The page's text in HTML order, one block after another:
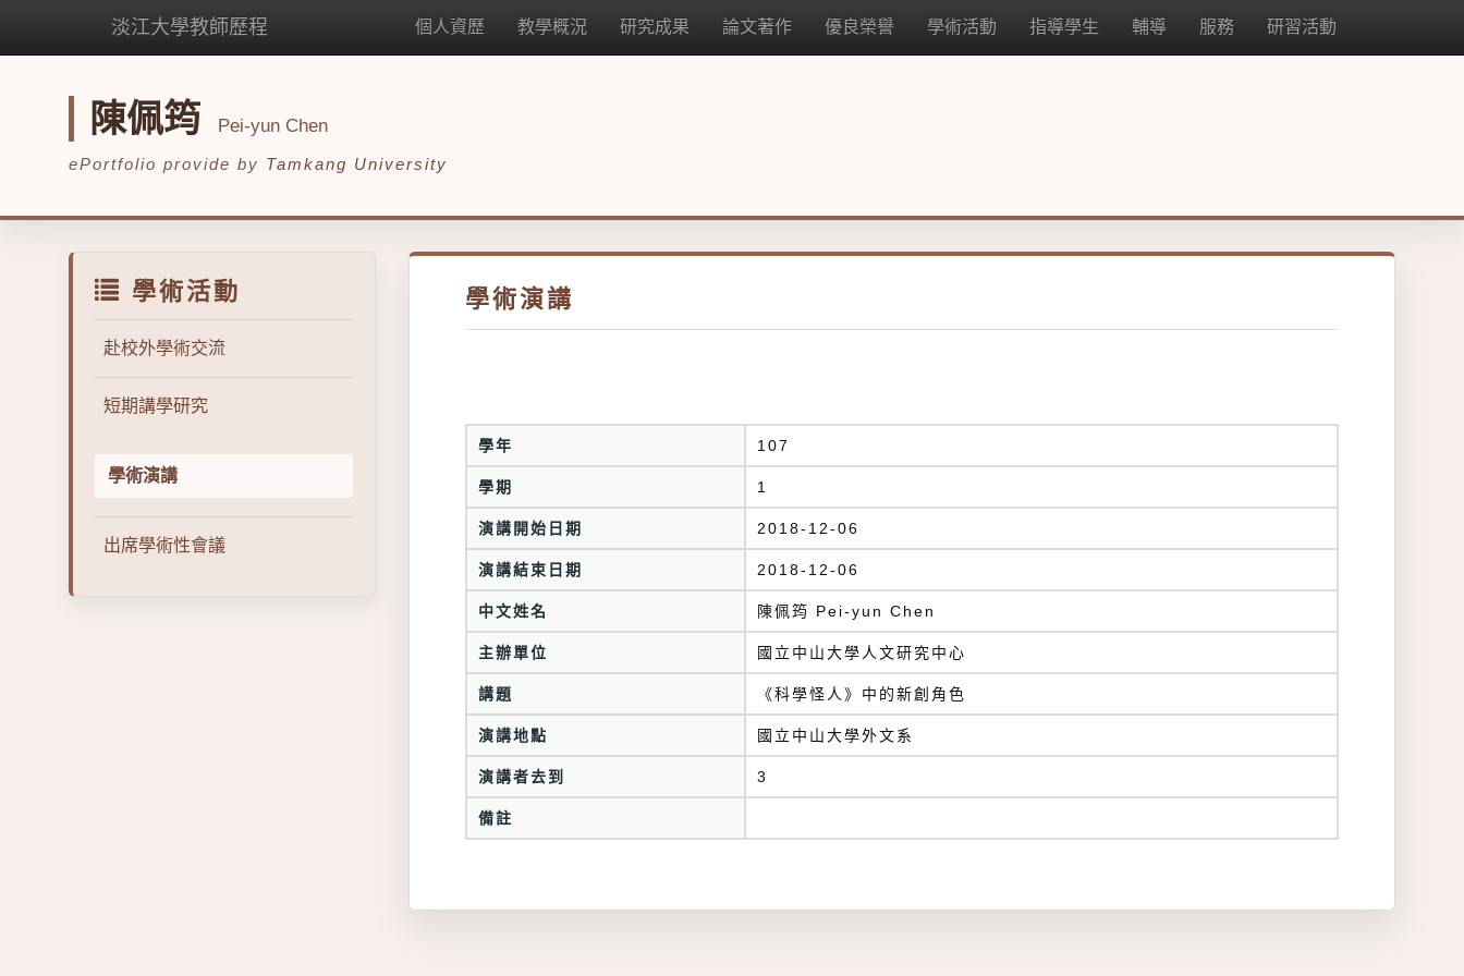
淡江大學教師歷程 個人資歷 教學概況 研究成果 論文著作 優良榮譽 學術活動 指導學生 輔導 服務 研習活動
陳佩筠 Pei-yun Chen
ePortfolio provide by Tamkang University
學術活動
赴校外學術交流
短期講學研究
學術演講
出席學術性會議
學術演講
學年 107
學期 1
演講開始日期 2018-12-06
演講結束日期 2018-12-06
中文姓名 陳佩筠 Pei-yun Chen
主辦單位 國立中山大學人文研究中心
講題 《科學怪人》中的新創角色
演講地點 國立中山大學外文系
演講者去到 3
備註